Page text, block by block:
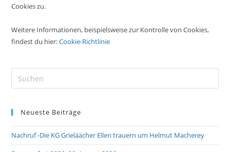
Cookies zu.
Weitere Informationen, beispielsweise zur Kontrolle von Cookies,
findest du hier:Cookie-Richtlinie
Neueste Beiträge
Nachruf -Die KG Grieläächer Ellen trauern um Helmut Macherey